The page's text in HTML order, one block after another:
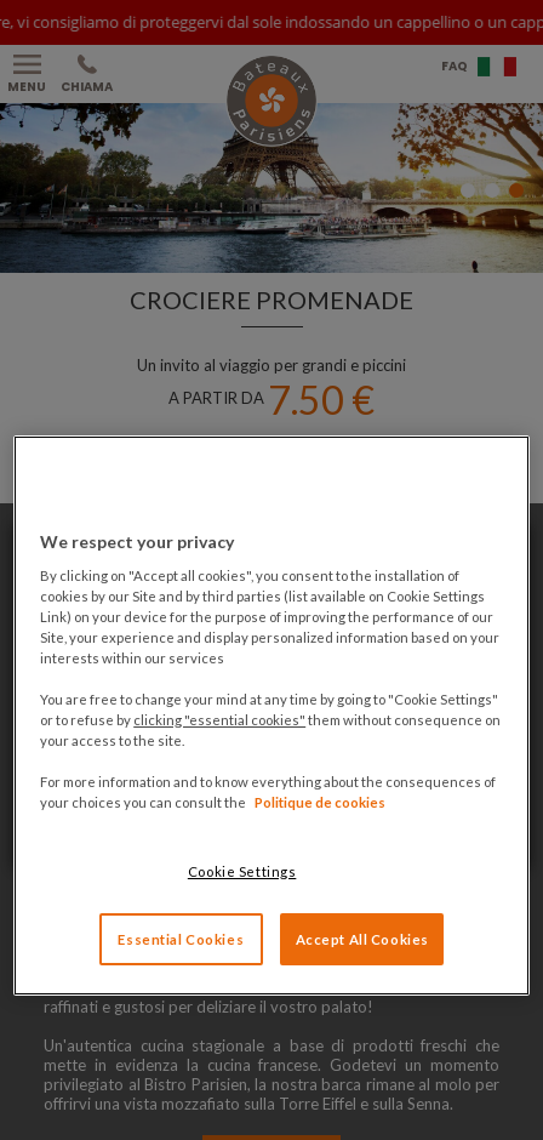
consigliamo di proteggervi dal sole indossando un cappellino o un
MENU CHIAMA
FAQ
CROCIERE PROMENADE
Un invito al viaggio per grandi e piccini
A PARTIR DA 7.50 €
CON VISTA SULLA TORRE EIFFEL
raffinati e gustosi per deliziare il vostro palato!
Un'autentica cucina stagionale a base di prodotti freschi che
mette in evidenza la cucina francese. Godetevi un momento
privilegiato al Bistro Parisien, la nostra barca rimane al molo per
offrirvi una vista mozzafiato sulla Torre Eiffel e sulla Senna.
We respect your privacy
By clicking on "Accept all cookies", you consent to the installation of
cookies by our Site and by third parties (list available on Cookie Settings
Link) on your device for the purpose of improving the performance of our
Site, your experience and display personalized information based on your
interests within our services
You are free to change your mind at any time by going to "Cookie Settings"
or to refuse by clicking "essential cookies" them without consequence on
your access to the site.
For more information and to know everything about the consequences of
your choices you can consult the
Politique de cookies
Cookie Settings
Essential Cookies Accept All Cookies